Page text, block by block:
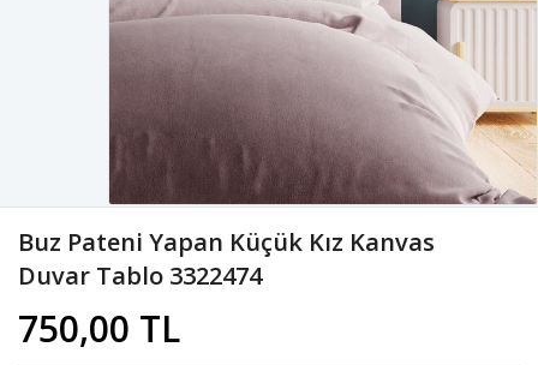
Buz Pateni Yapan Küçük Kız Kanvas
Duvar Tablo 3322474
750,00 TL